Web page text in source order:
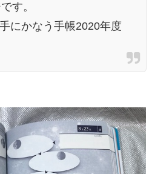
す。
にかなう手帳2020年度